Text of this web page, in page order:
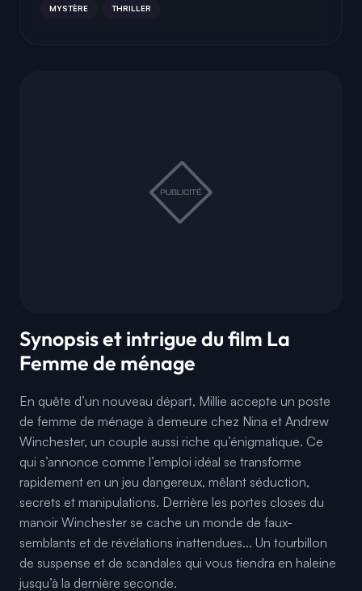
Synopsis et intrigue du film La
Femme de ménage
En quête d’un nouveau départ, Millie accepte un poste
de femme de ménage à demeure chez Nina et Andrew
Winchester, un couple aussi riche qu’énigmatique. Ce
qui s’annonce comme l’emploi idéal se transforme
rapidement en un jeu dangereux, mêlant séduction,
secrets et manipulations. Derrière les portes closes du
manoir Winchester se cache un monde de faux-
semblants et de révélations inattendues... Un tourbillon
de suspense et de scandales qui vous tiendra en haleine
jusqu’à la dernière seconde.
MYSTÈRE THRILLER